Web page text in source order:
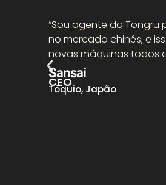
“Sou agente da
no mercado chinês, e
novas máquinas todos
Sansai
CEO
Tóquio, Japão